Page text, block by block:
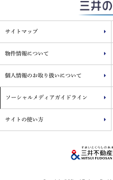
サイトマップ
物件情報について
個人情報のお取り扱いについて
ソーシャルメディアガイドライン
サイトの使い方